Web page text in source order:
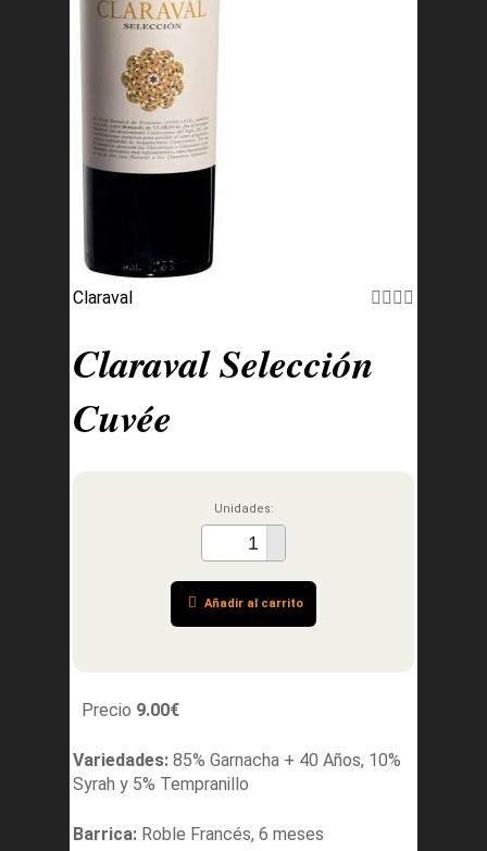
Claraval
Claraval Selección
Cuvée
Unidades:
Añadir al carrito
Precio 9.00€
Variedades: 85% Garnacha + 40 Años, 10%
Syrah y 5% Tempranillo
Barrica: Roble Francés, 6 meses